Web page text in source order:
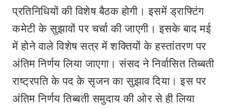
प्रतिनिधियों की विशेष बैठक होगी। इसमें ड्राफ्टिंग
कमेटी के सुझावों पर चर्चा की जाएगी। इसके बाद मई
में होने वाले विशेष सत्र में शक्तियों के हस्तांतरण पर
अंतिम निर्णय लिया जाएगा। संसद ने निर्वासित तिब्बती
राष्ट्रपति के पद के सृजन का सुझाव दिया। इस पर
अंतिम निर्णय तिब्बती समुदाय की ओर से ही लिया